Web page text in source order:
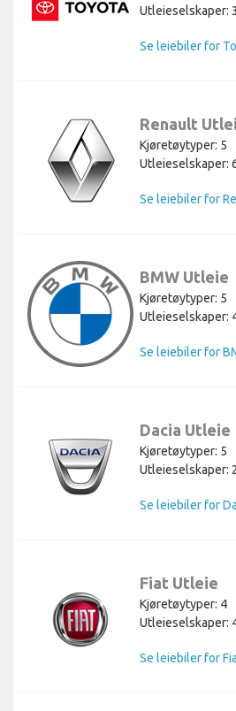
Utleieselskaper: 3
Se leiebiler for
Renault
Kjøretøytyper: 5
Utleieselskaper:
Se leiebiler for
BMW Utleie
Kjøretøytyper: 5
Utleieselskaper:
Se leiebiler for
Dacia Utleie
Kjøretøytyper: 5
Utleieselskaper:
Se leiebiler for
Fiat Utleie
Kjøretøytyper: 4
Utleieselskaper:
Se leiebiler for